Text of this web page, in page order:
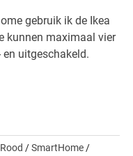
gebruik ik de Ikea
kunnen maximaal vier
uitgeschakeld.
/SmartHome /